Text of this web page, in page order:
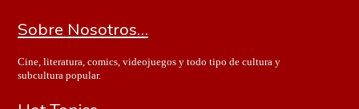
Sobre Nosotros…
Cine, literatura, comics, videojuegos y todo tipo de cultura y
subcultura popular.